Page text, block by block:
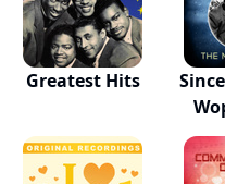
Greatest Hits